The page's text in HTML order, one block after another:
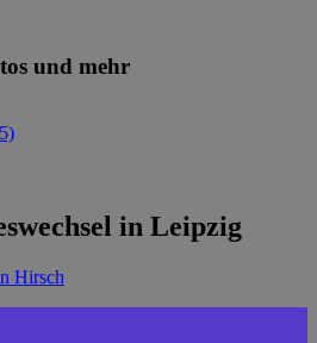
und mehr
in Leipzig
Hirsch